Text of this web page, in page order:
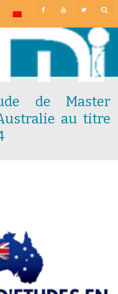
de Master
au titre